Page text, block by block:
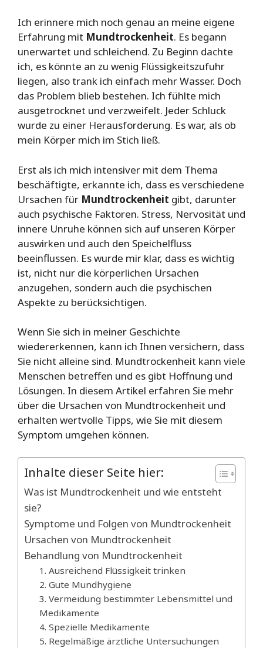
Ich erinnere mich noch genau an meine eigene
Erfahrung mit Mundtrockenheit. Es begann
unerwartet und schleichend. Zu Beginn dachte
ich, es könnte an zu wenig Flüssigkeitszufuhr
liegen, also trank ich einfach mehr Wasser. Doch
das Problem blieb bestehen. Ich fühlte mich
ausgetrocknet und verzweifelt. Jeder Schluck
wurde zu einer Herausforderung. Es war, als ob
mein Körper mich im Stich ließ.
Erst als ich mich intensiver mit dem Thema
beschäftigte, erkannte ich, dass es verschiedene
Ursachen für Mundtrockenheit gibt, darunter
auch psychische Faktoren. Stress, Nervosität und
innere Unruhe können sich auf unseren Körper
auswirken und auch den Speichelfluss
beeinflussen. Es wurde mir klar, dass es wichtig
ist, nicht nur die körperlichen Ursachen
anzugehen, sondern auch die psychischen
Aspekte zu berücksichtigen.
Wenn Sie sich in meiner Geschichte
wiedererkennen, kann ich Ihnen versichern, dass
Sie nicht alleine sind. Mundtrockenheit kann viele
Menschen betreffen und es gibt Hoffnung und
Lösungen. In diesem Artikel erfahren Sie mehr
über die Ursachen von Mundtrockenheit und
erhalten wertvolle Tipps, wie Sie mit diesem
Symptom umgehen können.
Inhalte dieser Seite hier:
Was ist Mundtrockenheit und wie entsteht
sie?
Symptome und Folgen von Mundtrockenheit
Ursachen von Mundtrockenheit
Behandlung von Mundtrockenheit
1. Ausreichend Flüssigkeit trinken
2. Gute Mundhygiene
3. Vermeidung bestimmter Lebensmittel und
Medikamente
4. Spezielle Medikamente
5. Regelmäßige ärztliche Untersuchungen